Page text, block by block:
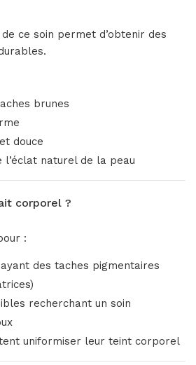
ce soin permet d’obtenir des
brunes
douce
l’éclat naturel de la peau
corporel ?
:
des taches pigmentaires
recherchant un soin
uniformiser leur teint corporel